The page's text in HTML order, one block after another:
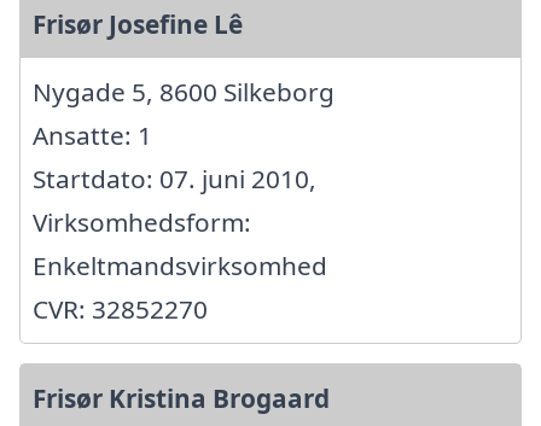
Frisør Josefine Lê
Nygade 5, 8600 Silkeborg
Ansatte: 1
Startdato: 07. juni 2010,
Virksomhedsform:
Enkeltmandsvirksomhed
CVR: 32852270
Frisør Kristina Brogaard